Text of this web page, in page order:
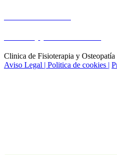
Clinica de Fisioterapia y Osteopatía
Aviso Legal | Politica de cookies |